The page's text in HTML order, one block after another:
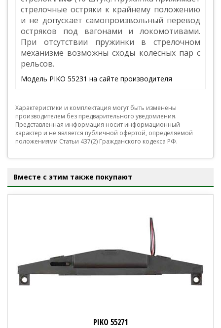
стрелочные остряки к крайнему положению
и не допускает самопроизвольный перевод
остряков под вагонами и локомотивами.
При отсутствии пружинки в стрелочном
механизме возможны сходы колесных пар с
рельсов.
Модель PIKO 55231 на сайте производителя
Характеристики и комплектация могут быть изменены
производителем без предварительного уведомления.
Представленная информация носит информационный
характер и не является публичной офертой, определяемой
положениями Статьи 437(2) Гражданского кодекса РФ.
Вместе с этим также покупают
PIKO 55271